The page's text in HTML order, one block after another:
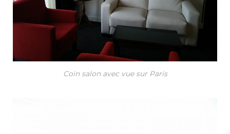
Coin salon avec vue sur Paris